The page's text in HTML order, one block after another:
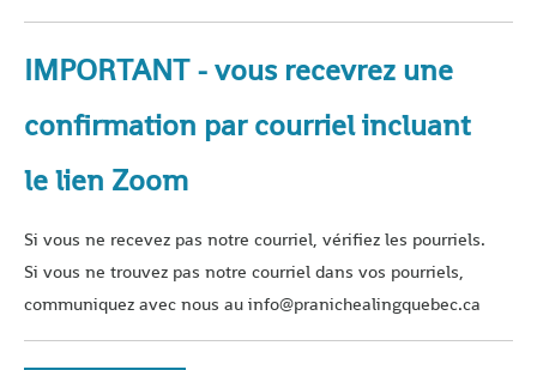
IMPORTANT - vous recevrez une
confirmation par courriel incluant
le lien Zoom
Si vous ne recevez pas notre courriel, vérifiez les pourriels.
Si vous ne trouvez pas notre courriel dans vos pourriels,
communiquez avec nous au info@pranichealingquebec.ca